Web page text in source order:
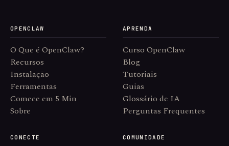
OPENCLAW
O Que é OpenClaw?
Recursos
Instalação
Ferramentas
Comece em 5 Min
Sobre
APRENDA
Curso OpenClaw
Blog
Tutoriais
Guias
Glossário de IA
Perguntas Frequentes
CONECTE COMUNIDADE